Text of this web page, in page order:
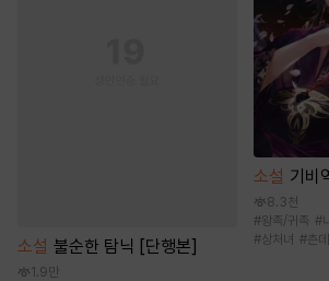
소설 불순한 탐닉 [단행본]
1.9만
소설 기비
8.3천
#왕족/귀족 #
#상처녀 #츤